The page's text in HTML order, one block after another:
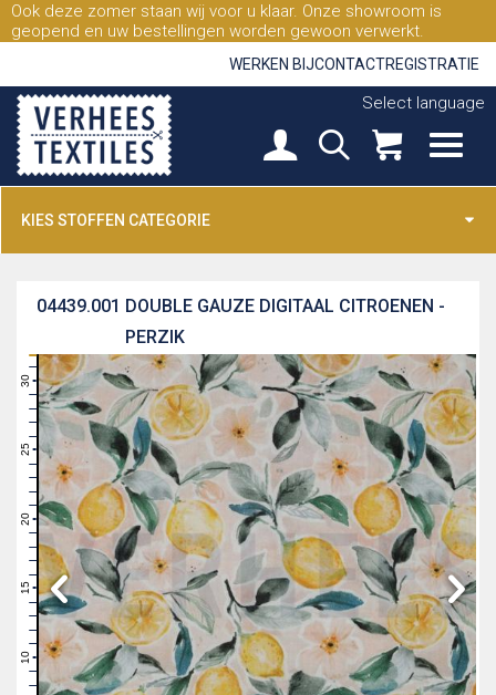
Ook deze zomer staan wij voor u klaar. Onze showroom is
geopend en uw bestellingen worden gewoon verwerkt.
WERKEN BIJCONTACTREGISTRATIE
Select language
KIES STOFFEN CATEGORIE
DOUBLE GAUZE DIGITAAL CITROENEN -
PERZIK
04439.001
8
11
14
15
16
17
18
19
20
21
22
23
25
26
27
29
30
31